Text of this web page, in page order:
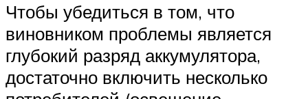
Чтобы убедиться в том, что
виновником проблемы является
глубокий разряд аккумулятора,
достаточно включить несколько